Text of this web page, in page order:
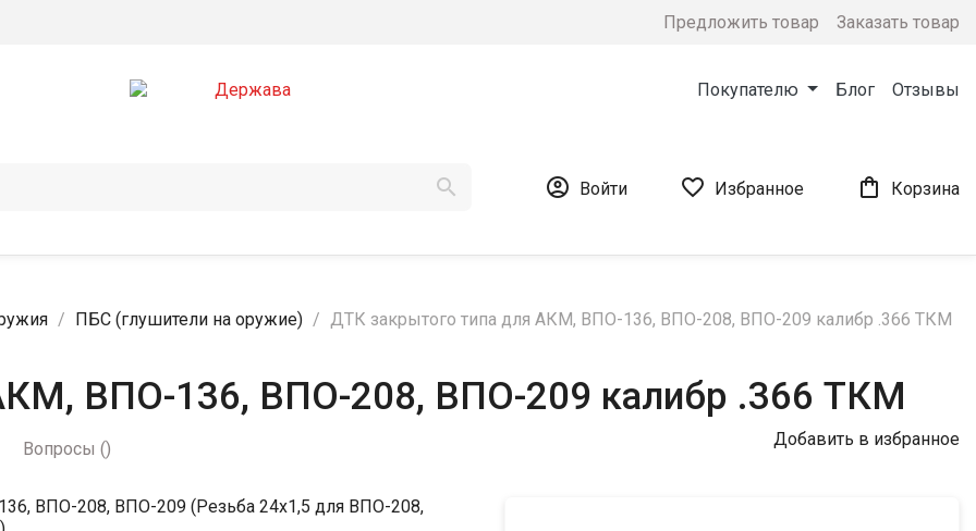
Предложить товар Заказать товар
Покупателю Блог Отзывы
  Войти  Избранное  Корзина
ПБС (глушители на оружие) ДТК закрытого типа для АКМ, ВПО-136, ВПО-208, ВПО-209 калибр .366 ТКМ
ВПО-136, ВПО-208, ВПО-209 калибр .366 ТКМ
Вопросы () Добавить в избранное